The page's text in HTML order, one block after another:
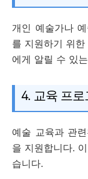
개인 예술가나
를 지원하기 위
에게 알릴 수 있
4. 교육 프
예술 교육과 관
을 지원합니다.
습니다.